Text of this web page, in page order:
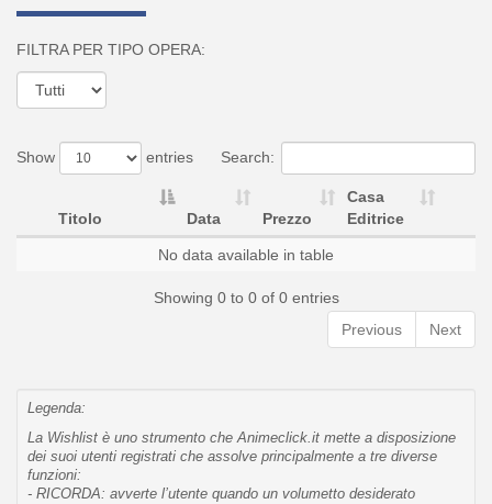
FILTRA PER TIPO OPERA:
Show entries Search:
Titolo Data Prezzo
Casa
Editrice
No data available in table
Showing 0 to 0 of 0 entries
Previous
Next
Legenda:
La Wishlist è uno strumento che Animeclick.it mette a disposizione
dei suoi utenti registrati che assolve principalmente a tre diverse
funzioni:
- RICORDA: avverte l’utente quando un volumetto desiderato